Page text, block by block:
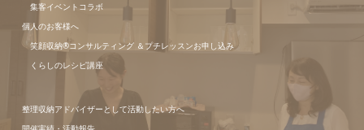
集客イベントコラボ
個人のお客様へ
笑顔収納®コンサルティング ＆プチレッスンお申し込み
くらしのレシピ講座
整理収納アドバイザーとして活動したい方へ